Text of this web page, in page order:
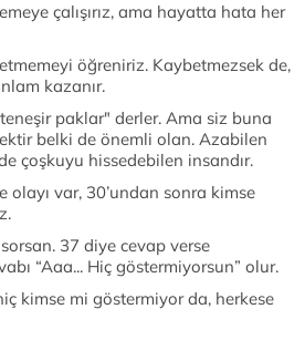
çalışırız, ama hayatta hata her
öğreniriz. Kaybetmezsek de,
kazanır.
paklar" derler. Ama siz buna
belki de önemli olan. Azabilen
çoşkuyu hissedebilen insandır.
olayı var, 30’undan sonra kimse
sorsan. 37 diye cevap verse
“Aaa... Hiç göstermiyorsun” olur.
kimse mi göstermiyor da, herkese